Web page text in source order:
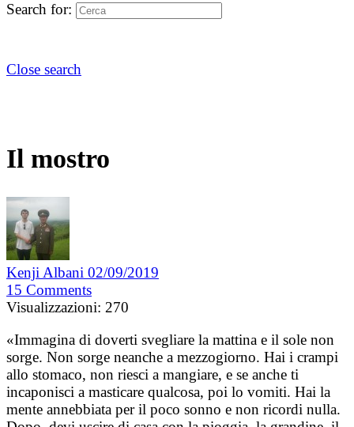
Search for:
Close search
Il mostro
Kenji Albani 02/09/2019
15 Comments
Visualizzazioni: 270
«Immagina di doverti svegliare la mattina e il sole non
sorge. Non sorge neanche a mezzogiorno. Hai i crampi
allo stomaco, non riesci a mangiare, e se anche ti
incaponisci a masticare qualcosa, poi lo vomiti. Hai la
mente annebbiata per il poco sonno e non ricordi nulla.